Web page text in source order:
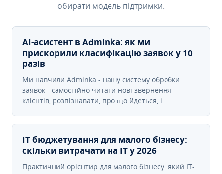
обирати модель підтримки.
AI-асистент в Adminka: як ми
прискорили класифікацію заявок у 10
разів
Ми навчили Adminka - нашу систему обробки
заявок - самостійно читати нові звернення
клієнтів, розпізнавати, про що йдеться, і …
IT бюджетування для малого бізнесу:
скільки витрачати на IT у 2026
Практичний орієнтир для малого бізнесу: який IT-